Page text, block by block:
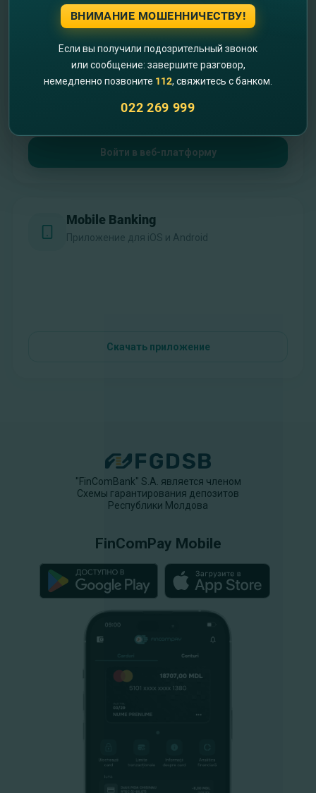
Internet Banking
Войти в веб-платформу
Mobile Banking
Приложение для iOS и Android
Скачать приложение
"FinComBank" S.A. является членом
Схемы гарантирования депозитов
Республики Молдова
FinComPay Mobile
ВНИМАНИЕ МОШЕННИЧЕСТВУ!
Если вы получили подозрительный звонок
или сообщение: завершите разговор,
немедленно позвоните 112, свяжитесь с банком.
022 269 999